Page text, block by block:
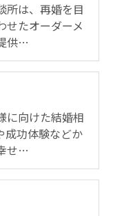
所は、再婚を目
せたオーダーメ
供…
に向けた結婚相
成功体験などか
せ…